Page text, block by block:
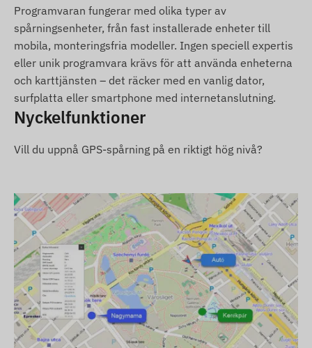
SIM-kortet i enheten, och den aktuella positionen
kan följas via en mobilapplikation eller dator.
Driftsregion
4G: Europa, Asien, Afrika, Australien
2G: Europa, Asien, Afrika, Australien
Inköpsalternativ
programvaruprenumeration) levereras den med
fabriksinställningar. Du ansvarar själv för SIM-
kortet, dess inställningar och drift (påfyllning,
årlig datastämning/registrering).
Om du köper programvaruprenumeration
tillsammans med enheten, men inget SIM-kort,
levererar vi enheten färdigregistrerad i vår
programvara. Anskaffning, inställning och drift
av SIM-kortet är dock fortfarande ditt ansvar.
Programvaran fungerar med olika typer av
spårningsenheter, från fast installerade enheter till
mobila, monteringsfria modeller. Ingen speciell expertis
eller unik programvara krävs för att använda enheterna
och karttjänsten – det räcker med en vanlig dator,
surfplatta eller smartphone med internetanslutning.
Nyckelfunktioner
Vill du uppnå GPS-spårning på en riktigt hög nivå?